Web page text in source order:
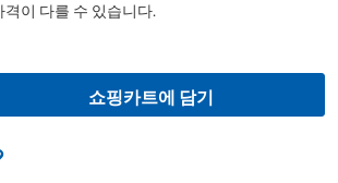
이 다를 수 있습니다.
쇼핑카트에 담기